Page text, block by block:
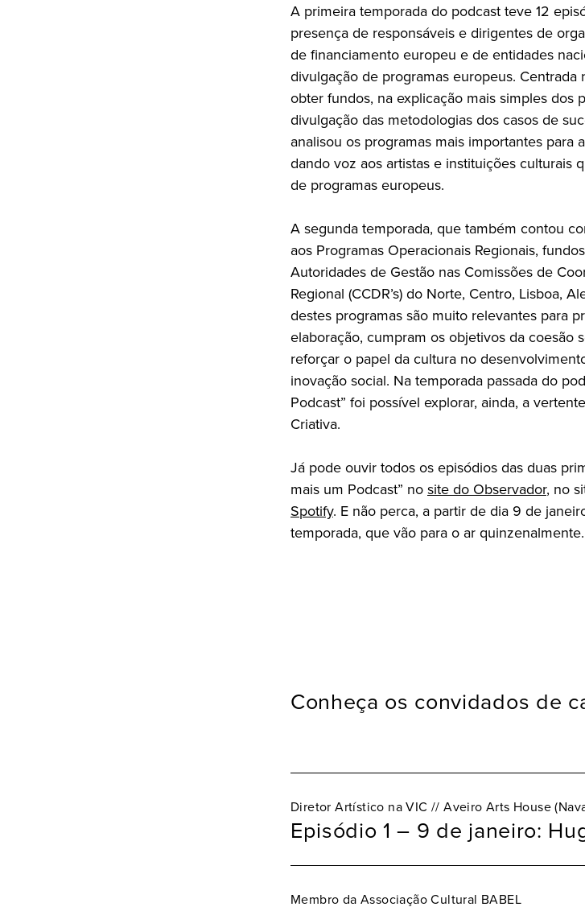
A primeira temporada do podcast teve 12
presença de responsáveis e dirigentes de
de financiamento europeu e de entidades
divulgação de programas europeus. Centrada
obter fundos, na explicação mais simples dos
divulgação das metodologias dos casos de
analisou os programas mais importantes para
dando voz aos artistas e instituições culturais
de programas europeus.
A segunda temporada, que também contou
aos Programas Operacionais Regionais,
Autoridades de Gestão nas Comissões de
Regional (CCDR’s) do Norte, Centro, Lisboa,
destes programas são muito relevantes para
elaboração, cumpram os objetivos da coesão
reforçar o papel da cultura no
inovação social. Na temporada passada do
Podcast” foi possível explorar, ainda, a
Criativa.
Já pode ouvir todos os episódios das duas
mais um Podcast” no site do Observador, no
Spotify. E não perca, a partir de dia 9 de
temporada, que vão para o ar quinzenalmente.
Conheça os convidados de
Diretor Artístico na VIC // Aveiro Arts House
Episódio 1 – 9 de janeiro:
Membro da Associação Cultural BABEL